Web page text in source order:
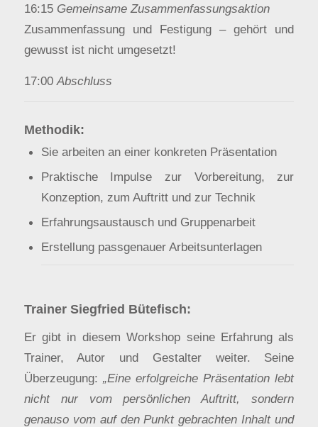
16:15 Gemeinsame Zusammenfassungsaktion
Zusammenfassung und Festigung – gehört und
gewusst ist nicht umgesetzt!
17:00 Abschluss
Methodik:
Sie arbeiten an einer konkreten Präsentation
Praktische Impulse zur Vorbereitung, zur
Konzeption, zum Auftritt und zur Technik
Erfahrungsaustausch und Gruppenarbeit
Erstellung passgenauer Arbeitsunterlagen
Trainer Siegfried Bütefisch:
Er gibt in diesem Workshop seine Erfahrung als
Trainer, Autor und Gestalter weiter. Seine
Überzeugung: „Eine erfolgreiche Präsentation lebt
nicht nur vom persönlichen Auftritt, sondern
genauso vom auf den Punkt gebrachten Inhalt und